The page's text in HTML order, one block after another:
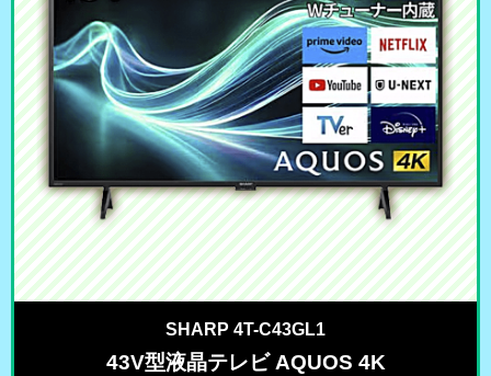
SHARP 4T-C43GL1
43V型液晶テレビ AQUOS 4K